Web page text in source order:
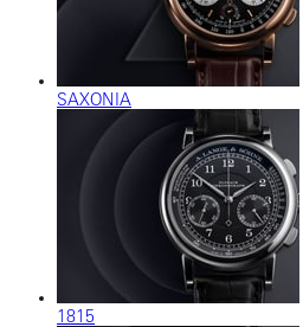
SAXONIA
1815